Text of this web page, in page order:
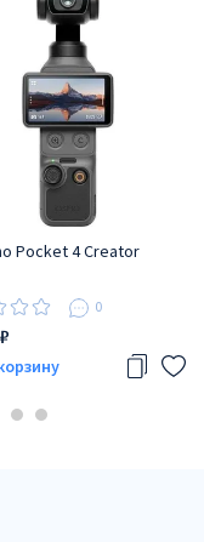
Pocket 4 Creator
0